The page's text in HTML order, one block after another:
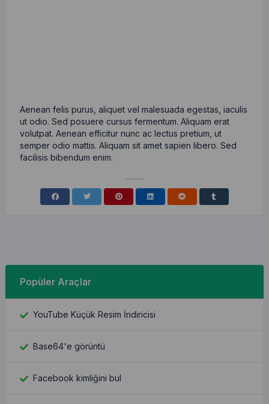
Aenean felis purus, aliquet vel malesuada egestas, iaculis
ut odio. Sed posuere cursus fermentum. Aliquam erat
volutpat. Aenean efficitur nunc ac lectus pretium, ut
semper odio mattis. Aliquam sit amet sapien libero. Sed
facilisis bibendum enim.
Popüler Araçlar
YouTube Küçük Resim İndiricisi
Base64'e görüntü
Facebook kimliğini bul